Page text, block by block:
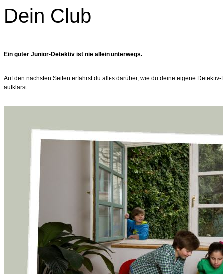
Dein Club
Ein guter Junior-Detektiv ist nie allein unterwegs.
Auf den nächsten Seiten erfährst du alles darüber, wie du deine eigene
aufklärst.